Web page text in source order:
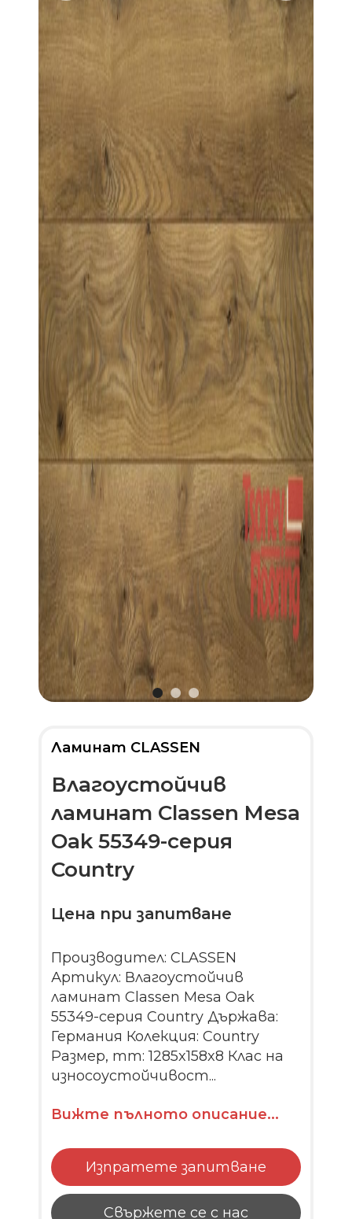
Ламинат CLASSEN
Влагоустойчив
ламинат Classen Mesa
Oak 55349-серия
Country
Цена при запитване
Производител: CLASSEN
Артикул: Влагоустойчив
ламинат Classen Mesa Oak
55349-серия Country Държава:
Германия Колекция: Country
Размер, mm: 1285x158x8 Клас на
износоустойчивост...
Вижте пълното описание...
Изпратете запитване
Свържете се с нас